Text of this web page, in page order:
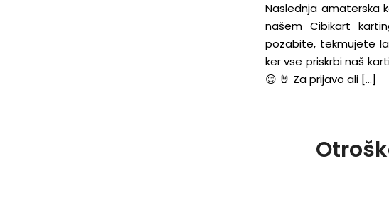
Naslednja amaterska
našem Cibikart
pozabite, tekmujete
ker vse priskrbi naš
😊 🤘 Za prijavo ali […]